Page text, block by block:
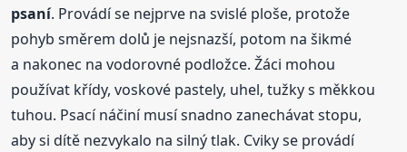
psaní. Provádí se nejprve na svislé ploše, protože
pohyb směrem dolů je nejsnazší, potom na šikmé
a nakonec na vodorovné podložce. Žáci mohou
používat křídy, voskové pastely, uhel, tužky s měkkou
tuhou. Psací náčiní musí snadno zanechávat stopu,
aby si dítě nezvykalo na silný tlak. Cviky se provádí